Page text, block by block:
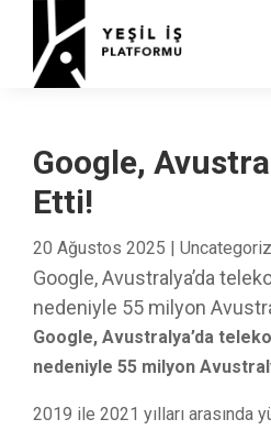
Google,
Etti!
20 Ağustos 2025 |
Google, Avustralya’da
nedeniyle 55 milyon
Google, Avustralya’da
nedeniyle 55 milyon
2019 ile 2021 yılları arasında